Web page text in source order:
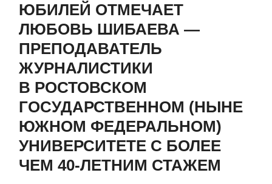
ЮБИЛЕЙ ОТМЕЧАЕТ
ЛЮБОВЬ ШИБАЕВА —
ПРЕПОДАВАТЕЛЬ
ЖУРНАЛИСТИКИ
В РОСТОВСКОМ
ГОСУДАРСТВЕННОМ (НЫНЕ
ЮЖНОМ ФЕДЕРАЛЬНОМ)
УНИВЕРСИТЕТЕ С БОЛЕЕ
ЧЕМ 40-ЛЕТНИМ СТАЖЕМ